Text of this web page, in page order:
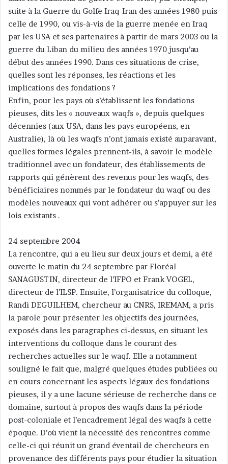
suite à la Guerre du Golfe Iraq-Iran des années 1980 puis
celle de 1990, ou vis-à-vis de la guerre menée en Iraq
par les USA et ses partenaires à partir de mars 2003 ou la
guerre du Liban du milieu des années 1970 jusqu’au
début des années 1990. Dans ces situations de crise,
quelles sont les réponses, les réactions et les
implications des fondations ?
Enfin, pour les pays où s’établissent les fondations
pieuses, dits les « nouveaux waqfs », depuis quelques
décennies (aux USA, dans les pays européens, en
Australie), là où les waqfs n’ont jamais existé auparavant,
quelles formes légales prennent-ils, à savoir le modèle
traditionnel avec un fondateur, des établissements de
rapports qui génèrent des revenus pour les waqfs, des
bénéficiaires nommés par le fondateur du waqf ou des
modèles nouveaux qui vont adhérer ou s’appuyer sur les
lois existants .
24 septembre 2004
La rencontre, qui a eu lieu sur deux jours et demi, a été
ouverte le matin du 24 septembre par Floréal
SANAGUSTIN, directeur de l’IFPO et Frank VOGEL,
directeur de l’ILSP. Ensuite, l’organisatrice du colloque,
Randi DEGUILHEM, chercheur au CNRS, IREMAM, a pris
la parole pour présenter les objectifs des journées,
exposés dans les paragraphes ci-dessus, en situant les
interventions du colloque dans le courant des
recherches actuelles sur le waqf. Elle a notamment
souligné le fait que, malgré quelques études publiées ou
en cours concernant les aspects légaux des fondations
pieuses, il y a une lacune sérieuse de recherche dans ce
domaine, surtout à propos des waqfs dans la période
post-coloniale et l’encadrement légal des waqfs à cette
époque. D’où vient la nécessité des rencontres comme
celle-ci qui réunit un grand éventail de chercheurs en
provenance des différents pays pour étudier la situation